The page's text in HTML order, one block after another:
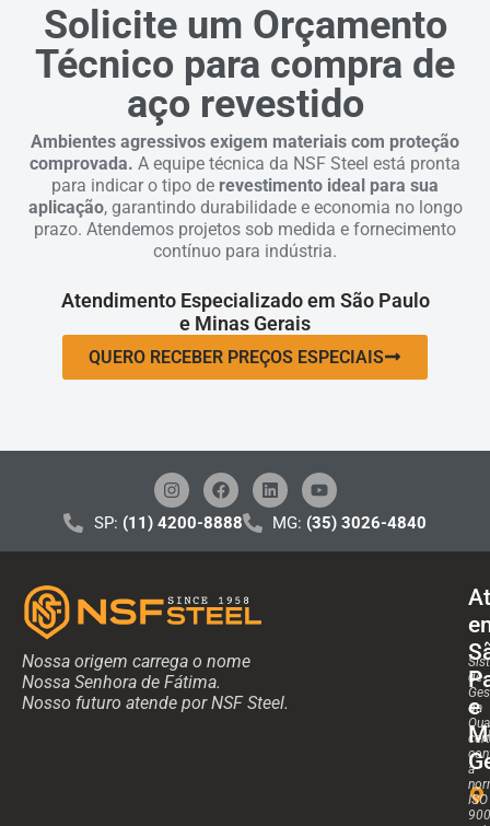
Solicite um Orçamento
Técnico para compra de
aço revestido
Ambientes agressivos exigem materiais com proteção
comprovada. A equipe técnica da NSF Steel está pronta
para indicar o tipo de revestimento ideal para sua
aplicação, garantindo durabilidade e economia no longo
prazo. Atendemos projetos sob medida e fornecimento
contínuo para indústria.
Atendimento Especializado em São Paulo
e Minas Gerais
QUERO RECEBER PREÇOS ESPECIAIS
SP: (11) 4200-8888 MG: (35) 3026-4840
Nossa origem carrega o nome
Nossa Senhora de Fátima.
Nosso futuro atende por NSF Steel.
e
de
da
a
ISO